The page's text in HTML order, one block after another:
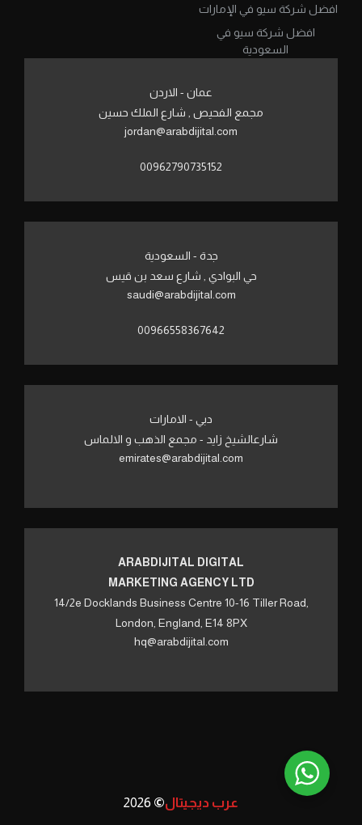
افضل شركة سيو في الإمارات
افضل شركة سيو في
السعودية
عمان - الاردن
مجمع الفحيص , شارع الملك حسين
jordan@arabdijital.com
00962790735152
جدة - السعودية
حي البوادي , شارع سعد بن قيس
saudi@arabdijital.com
00966558367642
دبي - الامارات
شارعالشيخ زايد - مجمع الذهب و الالماس
emirates@arabdijital.com
ARABDIJITAL DIGITAL
MARKETING AGENCY LTD
14/2e Docklands Business Centre 10-16 Tiller Road,
London, England, E14 8PX
hq@arabdijital.com
عرب ديجيتال©
2026